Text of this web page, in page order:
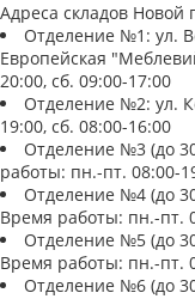
Адреса складов Новой
Отделение №1: ул.
Европейская
20:00, сб. 09:00-17:00
Отделение №2: ул.
19:00, сб. 08:00-16:00
Отделение №3 (до
работы: пн.-пт. 08:00-
Отделение №4 (до
Время работы: пн.-пт.
Отделение №5 (до
Время работы: пн.-пт.
Отделение №6 (до